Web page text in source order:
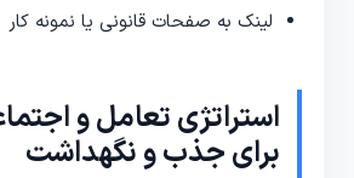
لینک به صفحات قانونی یا نمونه کار
استراتژی تعامل و
برای جذب و نگهداشت